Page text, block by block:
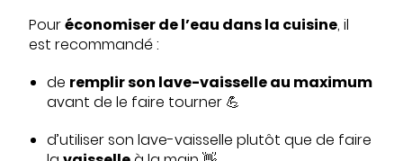
Pouréconomiser de l’eau dans la cuisine, il
est recommandé :
de remplir son lave-vaisselle au maximum
avant de le faire tourner 💪
d’utiliser son lave-vaisselle plutôt que de faire